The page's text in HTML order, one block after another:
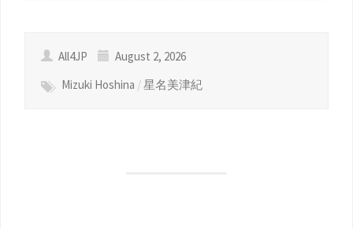
All4JP
August 2, 2026
Mizuki Hoshina /星名美津紀